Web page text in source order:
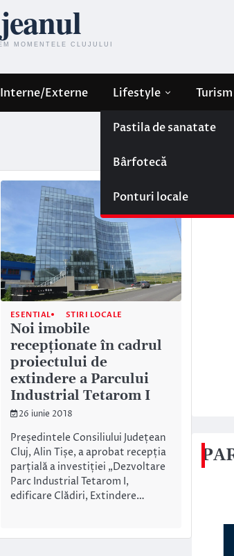
Interne/Externe Lifestyle
Pastila de sanatate
Bârfotecă
Ponturi locale
Turism
ESENTIAL STIRI LOCALE
Noi imobile
recepționate în cadrul
proiectului de
extindere a Parcului
Industrial Tetarom I
26 iunie 2018
Președintele Consiliului Județean
Cluj, Alin Tișe, a aprobat recepția
parțială a investiției „Dezvoltare
Parc Industrial Tetarom I,
edificare Clădiri, Extindere…